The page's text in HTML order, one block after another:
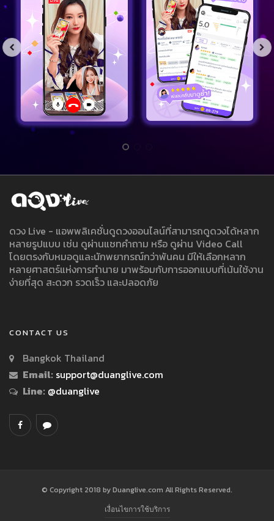
ดวง Live - แอพพลิเคชั่นดูดวงออนไลน์ที่สามารถดูดวงได้หลาก
หลายรูปแบบ เช่น ดูผ่านแชทคำถาม หรือ ดูผ่าน Video Call
โดยตรงกับหมอดูและนักพยากรณ์กว่าพันคน มีให้เลือกหลาก
หลายศาสตร์แห่งการทำนาย มาพร้อมกับการออกแบบที่เน้นใช้งาน
ง่ายที่สุด สะดวก รวดเร็ว และปลอดภัย
CONTACT US
Bangkok Thailand
Email: support@duanglive.com
Line: @duanglive
© Copyright 2018 by Duanglive.com All Rights Reserved.
เงื่อนไขการใช้บริการ